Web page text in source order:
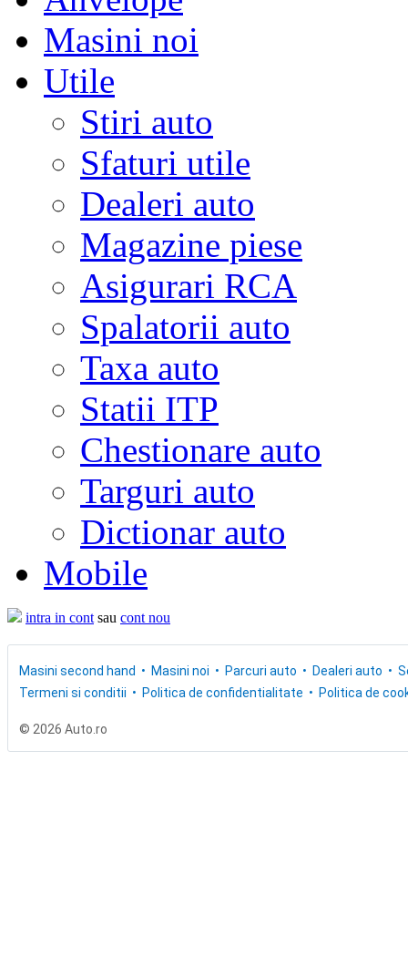
Masini noi
Utile
Stiri auto
Sfaturi utile
Dealeri auto
Magazine piese
Asigurari RCA
Spalatorii auto
Taxa auto
Statii ITP
Chestionare auto
Targuri auto
Dictionar auto
Mobile
intra in cont sau cont nou
Masini second hand Masini noi Parcuri auto Dealeri auto
Termeni si conditii
Politica de confidentialitate Politica de
© 2026 Auto.ro